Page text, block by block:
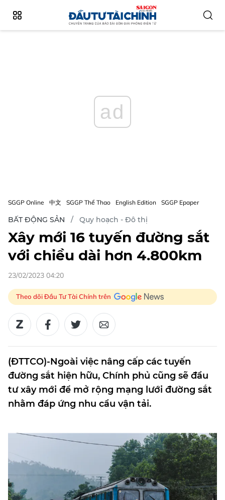
ad
SGGP Online 中文 SGGP Thể Thao English Edition SGGP Epaper
BẤT ĐỘNG SẢN Quy hoạch - Đô thị
Xây mới 16 tuyến đường sắt
với chiều dài hơn 4.800km
23/02/2023 04:20
Theo dõi Đầu Tư Tài Chính trên
(ĐTTCO)-Ngoài việc nâng cấp các tuyến
đường sắt hiện hữu, Chính phủ cũng sẽ đầu
tư xây mới để mở rộng mạng lưới đường sắt
nhằm đáp ứng nhu cầu vận tải.